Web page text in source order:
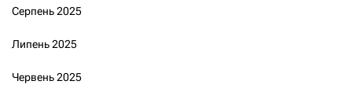
Серпень 2025
Липень 2025
Червень 2025